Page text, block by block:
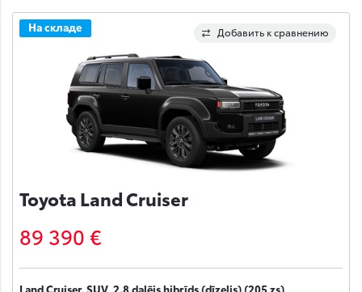
Добавить к сравнению
На складе
Toyota Land Cruiser
89 390 €
Land Cruiser, SUV, 2.8 daļējs hibrīds (dīzelis) (205 zs),